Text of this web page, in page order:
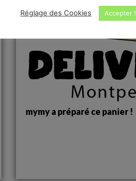
mymy a préparé ce panier !
Réglage des Cookies Accepter !